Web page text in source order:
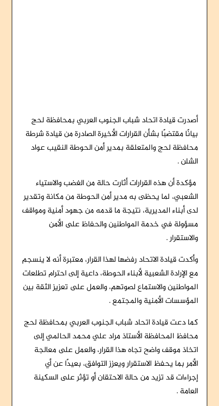
أصدرت قيادة اتحاد شباب الجنوب العربي بمحافظة لحج
بيانًا مقتضبًا بشأن القرارات الأخيرة الصادرة من قيادة شرطة
محافظة لحج والمتعلقة بمدير أمن الحوطة النقيب عواد
الشلن .
مؤكدة أن هذه القرارات أثارت حالة من الغضب والاستياء
الشعبي، لما يحظى به مدير أمن الحوطة من مكانة وتقدير
لدى أبناء المديرية، نتيجة ما قدمه من جهود أمنية ومواقف
مسؤولة في خدمة المواطنين والحفاظ على الأمن
والاستقرار .
وأكدت قيادة الاتحاد رفضها لهذا القرار، معتبرة أنه لا ينسجم
مع الإرادة الشعبية لأبناء الحوطة، داعية إلى احترام تطلعات
المواطنين والاستماع لصوتهم، والعمل على تعزيز الثقة بين
المؤسسات الأمنية والمجتمع .
كما دعت قيادة اتحاد شباب الجنوب العربي بمحافظة لحج
محافظ المحافظة الأستاذ مراد علي محمد الحالمي إلى
اتخاذ موقف واضح تجاه هذا القرار، والعمل على معالجة
الأمر بما يحفظ الاستقرار ويعزز التوافق، بعيدًا عن أي
إجراءات قد تزيد من حالة الاحتقان أو تؤثر على السكينة
العامة .